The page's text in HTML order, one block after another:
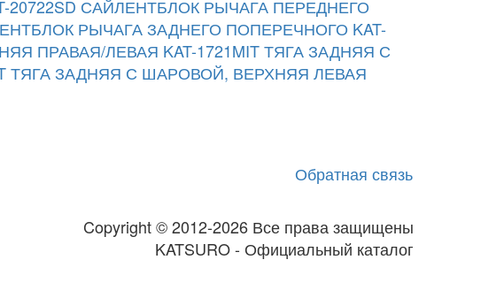
САЙЛЕНТБЛОК РЫЧАГА ПЕРЕДНЕГО
РЫЧАГА ЗАДНЕГО ПОПЕРЕЧНОГО KAT-
ПРАВАЯ/ЛЕВАЯ KAT-1721MITТЯГА ЗАДНЯЯ С
ТЯГА ЗАДНЯЯ С ШАРОВОЙ, ВЕРХНЯЯ ЛЕВАЯ
Обратная связь
Copyright © 2012-2026 Все права защищены
KATSURO - Официальный каталог